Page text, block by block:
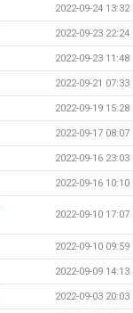
2022-09-24 13:32
2022-09-23 22:24
2022-09-23 11:48
2022-09-21 07:33
2022-09-19 15:28
2022-09-17 08:07
2022-09-16 23:03
2022-09-16 10:10
2022-09-10 17:07
2022-09-10 09:59
2022-09-09 14:13
2022-09-03 20:03